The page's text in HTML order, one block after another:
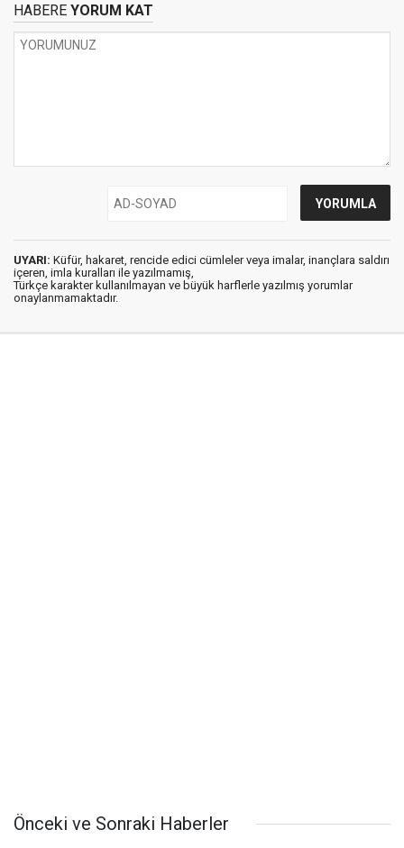
HABERE YORUM KAT
UYARI: Küfür, hakaret, rencide edici cümleler veya imalar, inançlara saldırı
içeren, imla kuralları ile yazılmamış,
Türkçe karakter kullanılmayan ve büyük harflerle yazılmış yorumlar
onaylanmamaktadır.
Önceki ve Sonraki Haberler